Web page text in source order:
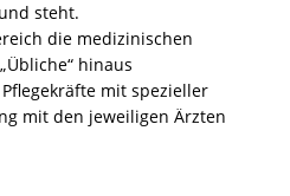
steht.
die medizinischen
hinaus
mit spezieller
mit den jeweiligen Ärzten